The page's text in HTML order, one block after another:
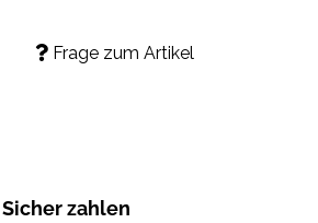
Frage zum Artikel
Sicher zahlen